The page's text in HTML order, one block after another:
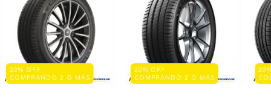
20% OFF
COMPRANDO 2 O MÁS
20% OFF
COMPRANDO 2 O MÁS